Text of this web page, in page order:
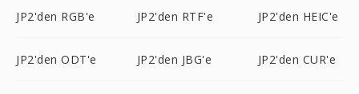
JP2'den RGB'e JP2'den RTF'e JP2'den HEIC'e
JP2'den ODT'e JP2'den JBG'e JP2'den CUR'e